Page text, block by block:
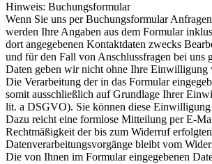
Hinweis: Buchungsformular
Wenn Sie uns per Buchungsformular
werden Ihre Angaben aus dem Formular
dort angegebenen Kontaktdaten zwecks
und für den Fall von Anschlussfragen bei uns
Daten geben wir nicht ohne Ihre Einwilligung
Die Verarbeitung der in das Formular
somit ausschließlich auf Grundlage Ihrer
lit. a DSGVO). Sie können diese
Dazu reicht eine formlose Mitteilung per E-
Rechtmäßigkeit der bis zum Widerruf erfolgten
Datenverarbeitungsvorgänge bleibt vom
Die von Ihnen im Formular eingegebenen